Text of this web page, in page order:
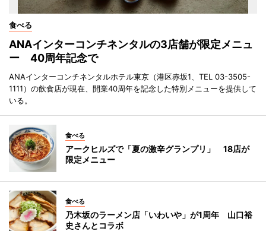
食べる
ANAインターコンチネンタルの3店舗が限定メニュ
ー 40周年記念で
ANAインターコンチネンタルホテル東京（港区赤坂1、TEL 03-3505-
1111）の飲食店が現在、開業40周年を記念した特別メニューを提供して
いる。
食べる
アークヒルズで「夏の激辛グランプリ」 18店が
限定メニュー
食べる
乃木坂のラーメン店「いわいや」が1周年 山口裕
史さんとコラボ